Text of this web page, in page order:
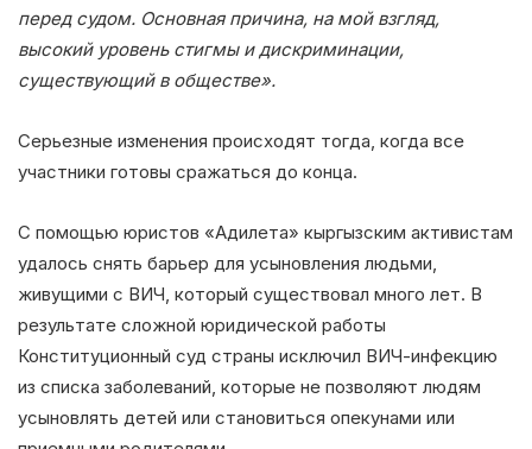
перед судом. Основная причина, на мой взгляд,
высокий уровень стигмы и дискриминации,
существующий в обществе».
Серьезные изменения происходят тогда, когда все
участники готовы сражаться до конца.
С помощью юристов «Адилета» кыргызским активистам
удалось снять барьер для усыновления людьми,
живущими с ВИЧ, который существовал много лет. В
результате сложной юридической работы
Конституционный суд страны исключил ВИЧ-инфекцию
из списка заболеваний, которые не позволяют людям
усыновлять детей или становиться опекунами или